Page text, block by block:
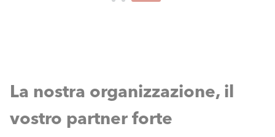
La nostra organizzazione, il
vostro partner forte